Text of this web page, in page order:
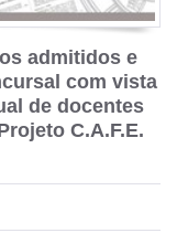
admitidos e
com vista
de docentes
C.A.F.E.